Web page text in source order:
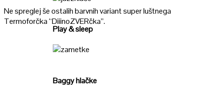
Poglej
Play & sleep
Baggy hlačke
Ne spreglej še ostalih barvnih variant super luštnega
Termoforčka “DiiinoZVERčka”.